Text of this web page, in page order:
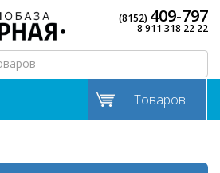
(8152) 409-797
8 911 318 22 22
Товаров: